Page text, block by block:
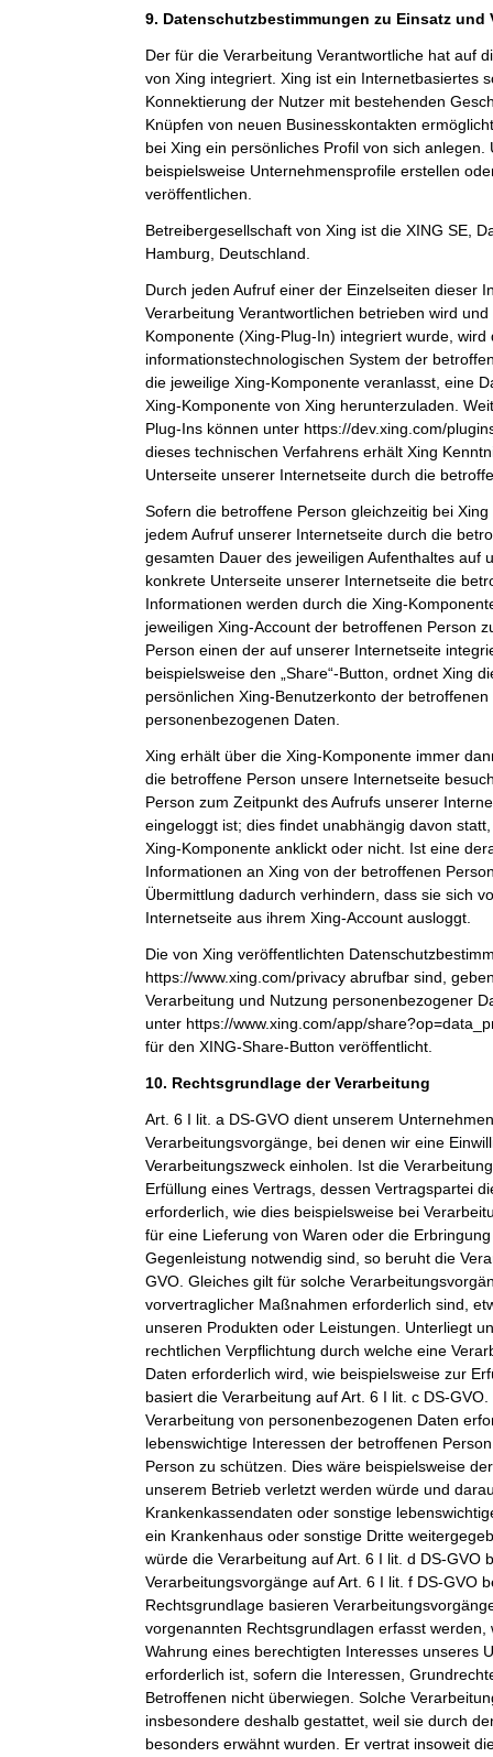
9. Datenschutzbestimmungen zu Einsatz und
Der für die Verarbeitung Verantwortliche hat auf
von Xing integriert. Xing ist ein Internetbasiertes
Konnektierung der Nutzer mit bestehenden
Knüpfen von neuen Businesskontakten
bei Xing ein persönliches Profil von sich anlegen.
beispielsweise Unternehmensprofile erstellen
veröffentlichen.
Betreibergesellschaft von Xing ist die XING SE,
Hamburg, Deutschland.
Durch jeden Aufruf einer der Einzelseiten dieser
Verarbeitung Verantwortlichen betrieben wird
Komponente (Xing-Plug-In) integriert wurde,
informationstechnologischen System der
die jeweilige Xing-Komponente veranlasst, eine
Xing-Komponente von Xing herunterzuladen.
Plug-Ins können unter https://dev.xing.com/
dieses technischen Verfahrens erhält Xing
Unterseite unserer Internetseite durch die
Sofern die betroffene Person gleichzeitig bei
jedem Aufruf unserer Internetseite durch die
gesamten Dauer des jeweiligen Aufenthaltes auf
konkrete Unterseite unserer Internetseite die
Informationen werden durch die Xing-
jeweiligen Xing-Account der betroffenen Person
Person einen der auf unserer Internetseite
beispielsweise den „Share“-Button, ordnet Xing
persönlichen Xing-Benutzerkonto der
personenbezogenen Daten.
Xing erhält über die Xing-Komponente immer
die betroffene Person unsere Internetseite
Person zum Zeitpunkt des Aufrufs unserer
eingeloggt ist; dies findet unabhängig davon
Xing-Komponente anklickt oder nicht. Ist eine
Informationen an Xing von der betroffenen
Übermittlung dadurch verhindern, dass sie sich
Internetseite aus ihrem Xing-Account ausloggt.
Die von Xing veröffentlichten
https://www.xing.com/privacy abrufbar sind,
Verarbeitung und Nutzung personenbezogener
unter https://www.xing.com/app/
für den XING-Share-Button veröffentlicht.
10. Rechtsgrundlage der Verarbeitung
Art. 6 I lit. a DS-GVO dient unserem
Verarbeitungsvorgänge, bei denen wir eine
Verarbeitungszweck einholen. Ist die
Erfüllung eines Vertrags, dessen Vertragspartei
erforderlich, wie dies beispielsweise bei
für eine Lieferung von Waren oder die
Gegenleistung notwendig sind, so beruht die
GVO. Gleiches gilt für solche
vorvertraglicher Maßnahmen erforderlich sind,
unseren Produkten oder Leistungen. Unterliegt
rechtlichen Verpflichtung durch welche eine
Daten erforderlich wird, wie beispielsweise zur
basiert die Verarbeitung auf Art. 6 I lit. c DS-
Verarbeitung von personenbezogenen Daten
lebenswichtige Interessen der betroffenen
Person zu schützen. Dies wäre beispielsweise
unserem Betrieb verletzt werden würde und
Krankenkassendaten oder sonstige
ein Krankenhaus oder sonstige Dritte
würde die Verarbeitung auf Art. 6 I lit. d DS-GVO
Verarbeitungsvorgänge auf Art. 6 I lit. f DS-GVO
Rechtsgrundlage basieren
vorgenannten Rechtsgrundlagen erfasst werden,
Wahrung eines berechtigten Interesses unseres
erforderlich ist, sofern die Interessen,
Betroffenen nicht überwiegen. Solche
insbesondere deshalb gestattet, weil sie durch
besonders erwähnt wurden. Er vertrat insoweit